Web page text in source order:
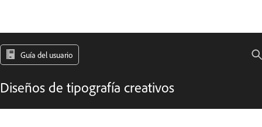
Guía del usuario
Diseños de tipografía creativos